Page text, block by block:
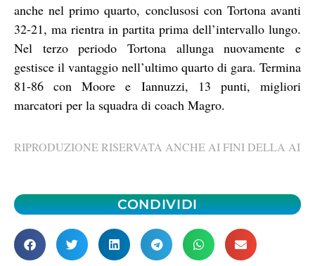
anche nel primo quarto, conclusosi con Tortona avanti
32-21, ma rientra in partita prima dell’intervallo lungo.
Nel terzo periodo Tortona allunga nuovamente e
gestisce il vantaggio nell’ultimo quarto di gara. Termina
81-86 con Moore e Iannuzzi, 13 punti, migliori
marcatori per la squadra di coach Magro.
RIPRODUZIONE RISERVATA ANCHE AI FINI DELLA AI
CONDIVIDI